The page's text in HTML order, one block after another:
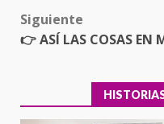
Siguiente
👉 ASÍ LAS COSAS EN